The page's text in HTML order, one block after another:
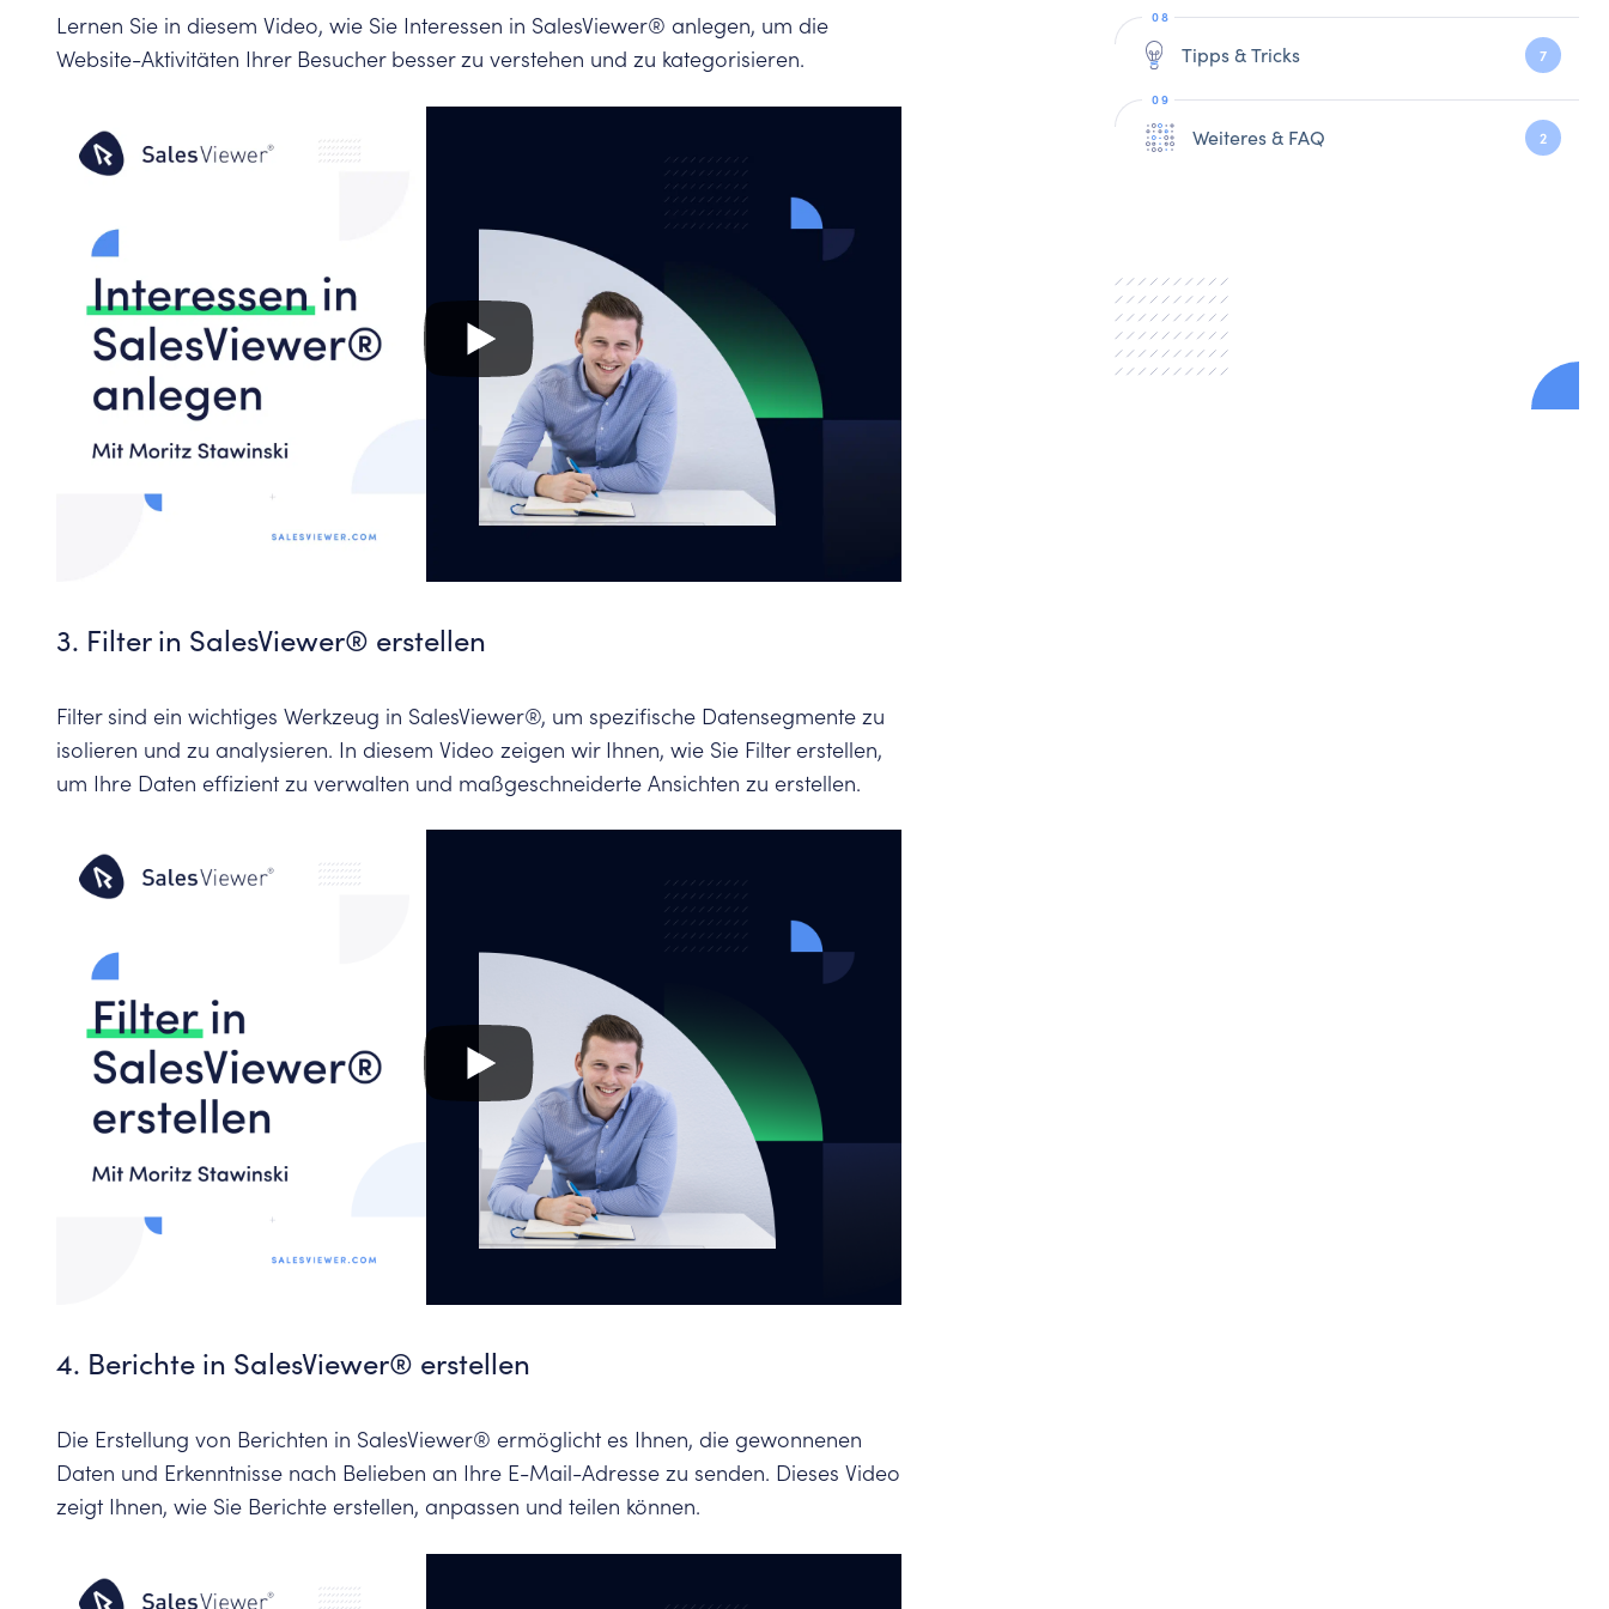
Tipps & Tricks 7
Weiteres & FAQ 2
Lernen Sie in diesem Video, wie Sie Interessen in SalesViewer® anlegen, um die
Website-Aktivitäten Ihrer Besucher besser zu verstehen und zu kategorisieren.
3. Filter in SalesViewer® erstellen
Filter sind ein wichtiges Werkzeug in SalesViewer®, um spezifische Datensegmente zu
isolieren und zu analysieren. In diesem Video zeigen wir Ihnen, wie Sie Filter erstellen,
um Ihre Daten effizient zu verwalten und maßgeschneiderte Ansichten zu erstellen.
4. Berichte in SalesViewer® erstellen
Die Erstellung von Berichten in SalesViewer® ermöglicht es Ihnen, die gewonnenen
Daten und Erkenntnisse nach Belieben an Ihre E-Mail-Adresse zu senden. Dieses Video
zeigt Ihnen, wie Sie Berichte erstellen, anpassen und teilen können.